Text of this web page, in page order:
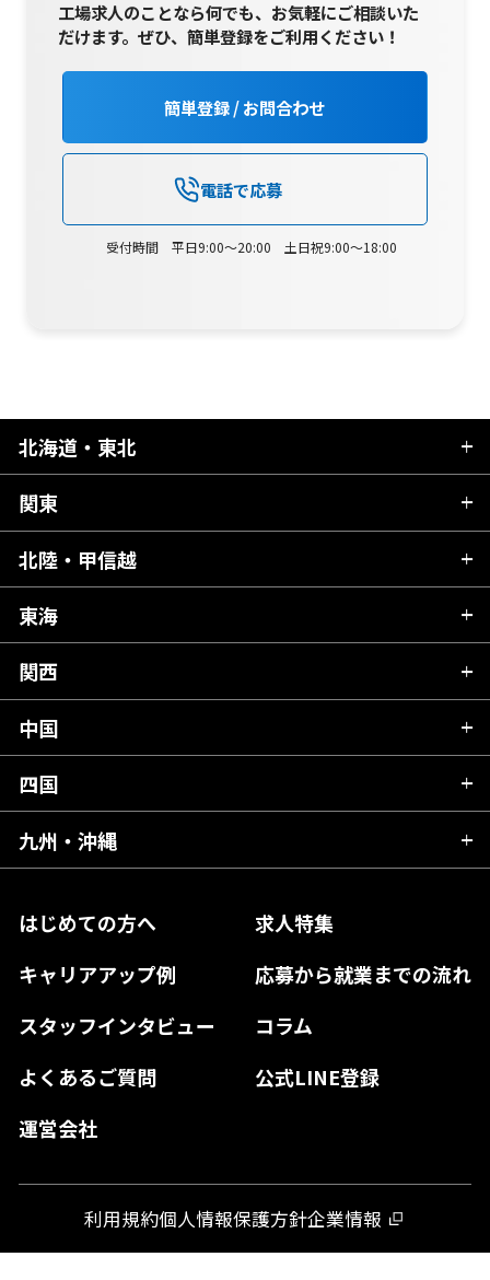
工場求人のことなら何でも、お気軽にご相談いた
だけます。ぜひ、簡単登録をご利用ください！
簡単登録 / お問合わせ
電話で応募
受付時間 平日9:00～20:00 土日祝9:00～18:00
はじめての方へ
求人特集
キャリアアップ例
応募から就業までの流れ
スタッフインタビュー
コラム
よくあるご質問
公式LINE登録
運営会社
北海道・東北
北海道
青森県
秋田県
岩手県
宮城県
福島県
関東
茨城県
栃木県
群馬県
千葉県
東京都
神奈川県
北陸・甲信越
新潟県
富山県
石川県
山梨県
長野県
東海
岐阜県
静岡県
愛知県
関西
滋賀県
京都府
大阪府
奈良県
和歌山県
中国
広島県
岡山県
島根県
山口県
四国
愛媛県
高知県
徳島県
九州・沖縄
熊本県
宮崎県
鹿児島県
利用規約個人情報保護方針企業情報